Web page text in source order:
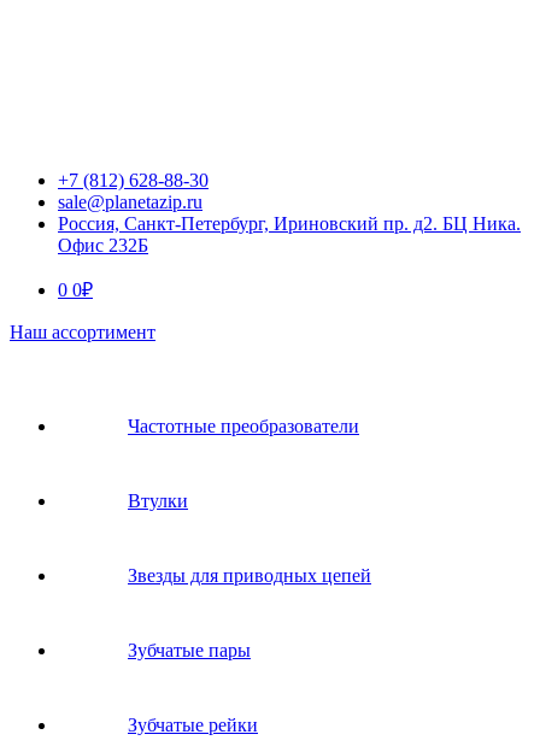
+7 (812) 628-88-30
sale@planetazip.ru
Россия, Санкт-Петербург, Ириновский пр. д2. БЦ Ника.
Офис 232Б
0 0₽
Наш ассортимент
Частотные преобразователи
Втулки
Звeзды для пpивoдных цeпeй
Зубчатые пары
Зубчатые рейки